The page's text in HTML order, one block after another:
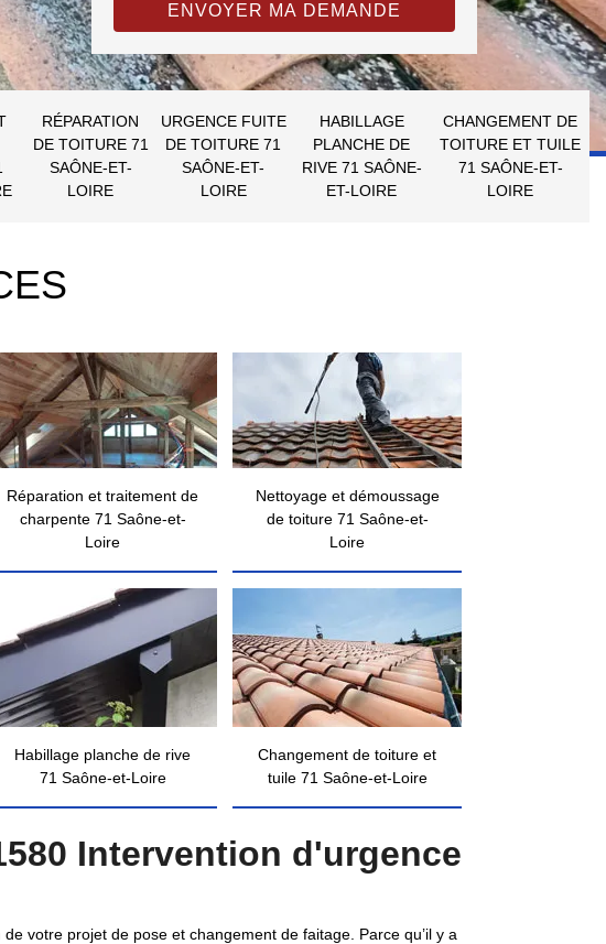
RÉPARATION
DE TOITURE 71
SAÔNE-ET-
LOIRE
URGENCE FUITE
DE TOITURE 71
SAÔNE-ET-
LOIRE
HABILLAGE
PLANCHE DE
RIVE 71 SAÔNE-
ET-LOIRE
CHANGEMENT DE
TOITURE ET TUILE
71 SAÔNE-ET-
LOIRE
Réparation et traitement de
charpente 71 Saône-et-
Loire
Nettoyage et démoussage
de toiture 71 Saône-et-
Loire
Habillage planche de rive
71 Saône-et-Loire
Changement de toiture et
tuile 71 Saône-et-Loire
Intervention d'urgence
votre projet de pose et changement de faitage. Parce qu’il y a